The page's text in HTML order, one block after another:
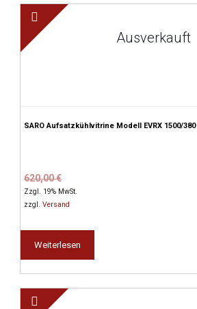
Ausverkauft
SARO Aufsatzkühlvitrine Modell EVRX 1500/380
620,00€Ursprünglicher
Preis
war:
Aktueller
Preis
ist:
Zzgl. 19% MwSt.
zzgl.Versand
Weiterlesen